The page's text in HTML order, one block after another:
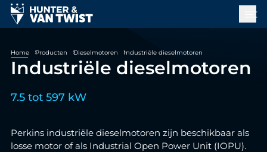
Home Producten Dieselmotoren Industriële dieselmotoren
Industriële dieselmotoren
7.5 tot 597 kW
Perkins industriële dieselmotoren zijn beschikbaar als
losse motor of als Industrial Open Power Unit (IOPU).